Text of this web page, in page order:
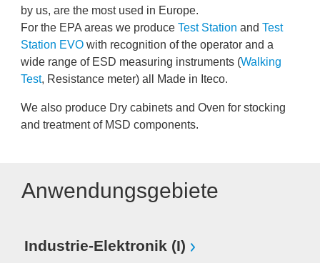
by us, are the most used in Europe.
For the EPA areas we produce Test Station and Test
Station EVO with recognition of the operator and a
wide range of ESD measuring instruments (Walking
Test, Resistance meter) all Made in Iteco.
We also produce Dry cabinets and Oven for stocking
and treatment of MSD components.
Anwendungsgebiete
Industrie-Elektronik (I)